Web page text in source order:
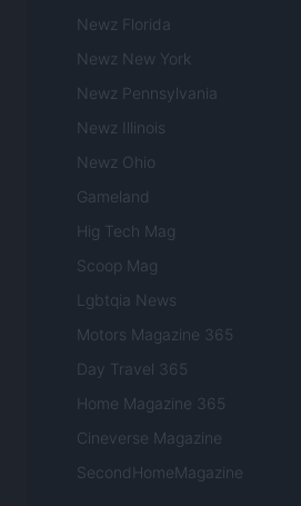
Newz Florida
Newz New York
Newz Pennsylvania
Newz Illinois
Newz Ohio
Gameland
Hig Tech Mag
Scoop Mag
Lgbtqia News
Motors Magazine 365
Day Travel 365
Home Magazine 365
Cineverse Magazine
SecondHomeMagazine